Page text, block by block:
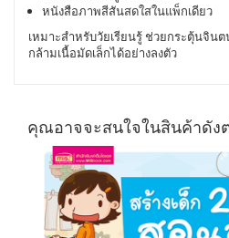
หนังสือภาพสีสันสดใสในแพ็กเดียว
เหมาะสำหรับวัยเรียนรู้ ช่วยกระตุ้นจิ
กล้ามเนื้อมัดเล็กได้อย่างลงตัว
คุณอาจจะสนใจในสินค้าดัง